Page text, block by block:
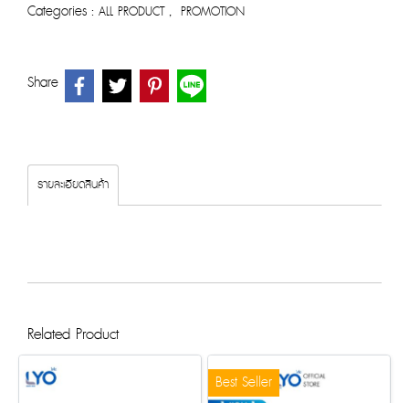
Categories : ALL PRODUCT , PROMOTION
Share
รายละเอียดสินค้า
Related Product
Best Seller